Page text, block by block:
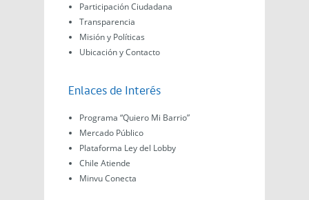
Participación Ciudadana
Transparencia
Misión y Políticas
Ubicación y Contacto
Enlaces de Interés
Programa “Quiero Mi Barrio”
Mercado Público
Plataforma Ley del Lobby
Chile Atiende
Minvu Conecta